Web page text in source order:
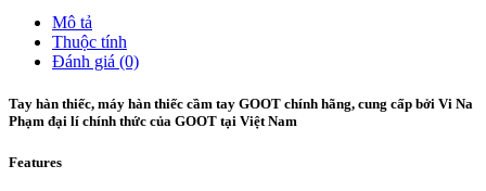
Mô tả
Thuộc tính
Đánh giá (0)
Tay hàn thiếc, máy hàn thiếc cầm tay GOOT chính hãng, cung cấp bởi Vi Na
Phạm đại lí chính thức của GOOT tại Việt Nam
Features